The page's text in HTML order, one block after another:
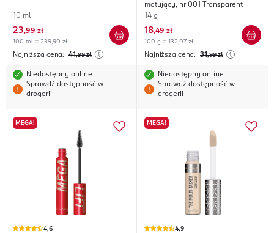
10 ml
23,99 zł
100 ml = 239,90 zł
Najniższa cena: 41,99 zł
Niedostępny online
Sprawdź dostępność w
drogerii
matujący, nr 001 Transparent
14 g
18,49 zł
100 g = 132,07 zł
Najniższa cena: 31,99 zł
Niedostępny online
Sprawdź dostępność w
drogerii
MEGA!
4,6
MEGA!
4,9